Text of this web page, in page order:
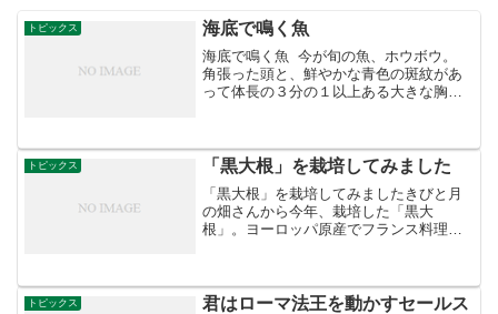
トピックス 海底で鳴く魚
海底で鳴く魚 今が旬の魚、ホウボウ。
角張った頭と、鮮やかな青色の斑紋があ
って体長の３分の１以上ある大きな胸ビ
になったとの説もあ...
トピックス 「黒大根」を栽培してみました
「黒大根」を栽培してみましたきびと月
の畑さんから今年、栽培した「黒大
根」。ヨーロッパ原産でフランス料理に
土に植えて、春に花を咲かせて...
トピックス
君はローマ法王を動かすセールス